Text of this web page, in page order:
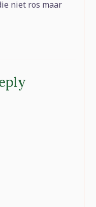
niet ros maar